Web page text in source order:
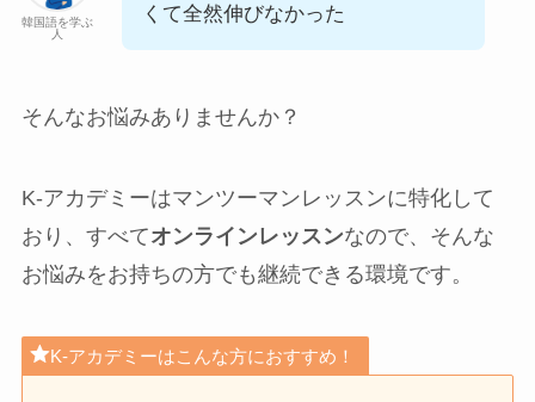
韓国語を学ぶ
人
くて全然伸びなかった
そんなお悩みありませんか？
K-アカデミーはマンツーマンレッスンに特化して
おり、すべてオンラインレッスンなので、そんな
お悩みをお持ちの方でも継続できる環境です。
K-アカデミーはこんな方におすすめ！